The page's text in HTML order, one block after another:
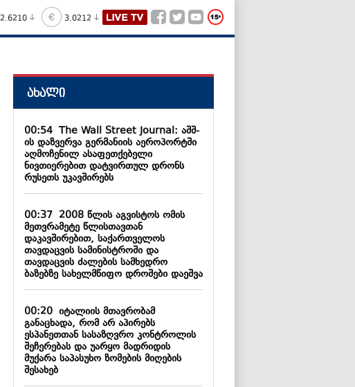
2.6210 3.0212
ახალი
00:54The Wall Street Journal: აშშ-
ის დაზვერვა გერმანიის აეროპორტში
აღმოჩენილ ასაფეთქებელი
ნივთიერებით დატვირთულ დრონს
რუსეთს უკავშირებს
00:372008 წლის აგვისტოს ომის
მეთვრამეტე წლისთავთან
დაკავშირებით, საქართველოს
თავდაცვის სამინისტროში და
თავდაცვის ძალების სამხედრო
ბაზებზე სახელმწიფო დროშები დაეშვა
00:20იტალიის მთავრობამ
განაცხადა, რომ არ აპირებს
ესპანეთთან სასაზღვრო კონტროლის
შეჩერებას და უარყო მადრიდის
მუქარა საპასუხო ზომების მიღების
შესახებ